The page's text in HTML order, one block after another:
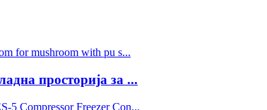
просторија за ...